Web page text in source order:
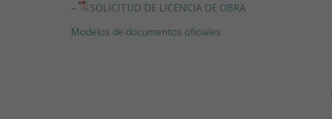
–
SOLICITUD DE LICENCIA DE OBRA
Modelos de documentos oficiales